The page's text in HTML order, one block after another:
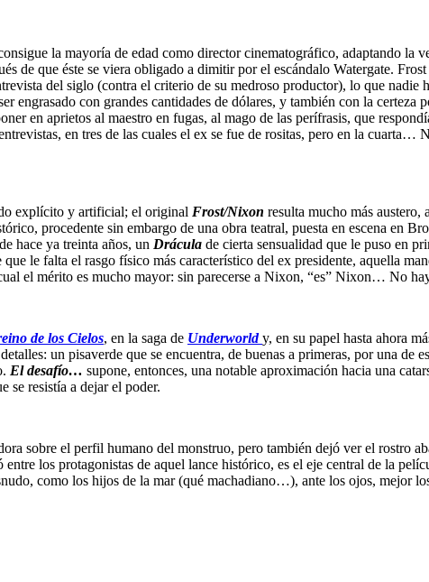
la mayoría de edad como director cinematográfico, adaptando la
de que éste se viera obligado a dimitir por el escándalo Watergate.
del siglo (contra el criterio de su medroso productor), lo que
engrasado con grandes cantidades de dólares, y también con la certeza
en aprietos al maestro en fugas, al mago de las perífrasis, que
en tres de las cuales el ex se fue de rositas, pero en la cuarta…
explícito y artificial; el original Frost/Nixon resulta mucho más austero,
procedente sin embargo de una obra teatral, puesta en escena en
hace ya treinta años, un Drácula de cierta sensualidad que le puso en
le falta el rasgo físico más característico del ex presidente, aquella
el mérito es mucho mayor: sin parecerse a Nixon, “es” Nixon… No
de los Cielos, en la saga de Underworld y, en su papel hasta ahora
un pisaverde que se encuentra, de buenas a primeras, por una de
El desafío… supone, entonces, una notable aproximación hacia una
se resistía a dejar el poder.
sobre el perfil humano del monstruo, pero también dejó ver el rostro
los protagonistas de aquel lance histórico, es el eje central de la
como los hijos de la mar (qué machadiano…), ante los ojos, mejor